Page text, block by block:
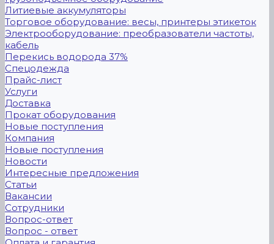
Литиевые аккумуляторы
Торговое оборудование: весы, принтеры этикеток
Электрооборудование: преобразователи частоты,
кабель
Перекись водорода 37%
Спецодежда
Прайс-лист
Услуги
Доставка
Прокат оборудования
Новые поступления
Компания
Новые поступления
Новости
Интересные предложения
Статьи
Вакансии
Сотрудники
Вопрос-ответ
Вопрос - ответ